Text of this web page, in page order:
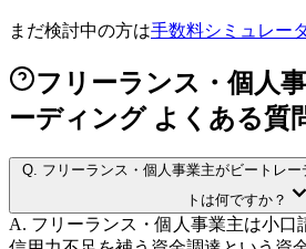
まだ検討中の方は手数料シミュレー
フリーランス・個人
ーディング よくある質
Q. フリーランス・個人事業主がビートレ
トは何ですか？
A. フリーランス・個人事業主は小口